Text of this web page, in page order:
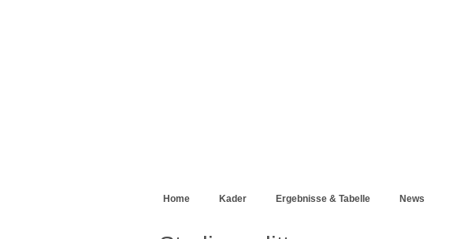
Home Kader Ergebnisse & Tabelle News